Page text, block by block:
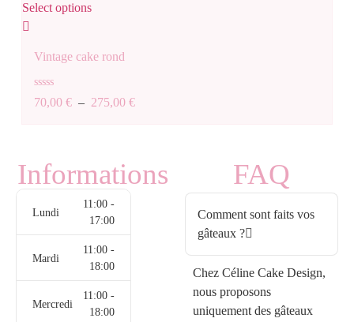
Select options
Vintage cake rond
Note
0
70,00 € – 275,00 €
Informations
Lundi
11:00 -
17:00
Mardi
11:00 -
18:00
Mercredi
11:00 -
18:00
FAQ
Comment sont faits vos
gâteaux ?
Chez Céline Cake Design,
nous proposons
uniquement des gâteaux